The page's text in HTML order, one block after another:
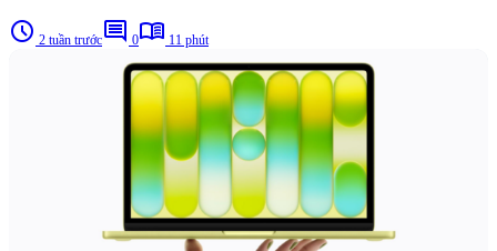
schedule 2 tuần trướccomment 0menu_book 11 phút